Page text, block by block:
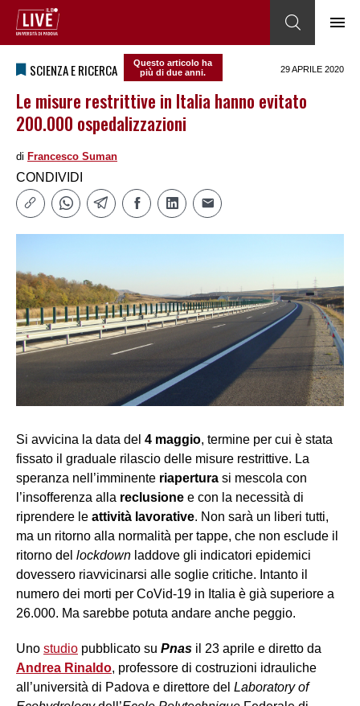
SCIENZA E RICERCA
Questo articolo ha
più di due anni.
29 APRILE 2020
Le misure restrittive in Italia hanno evitato
200.000 ospedalizzazioni
di Francesco Suman
CONDIVIDI
Si avvicina la data del 4 maggio, termine per cui è stata
fissato il graduale rilascio delle misure restrittive. La
speranza nell’imminente riapertura si mescola con
l’insofferenza alla reclusione e con la necessità di
riprendere le attività lavorative. Non sarà un liberi tutti,
ma un ritorno alla normalità per tappe, che non esclude il
ritorno del lockdown laddove gli indicatori epidemici
dovessero riavvicinarsi alle soglie critiche. Intanto il
numero dei morti per CoVid-19 in Italia è già superiore a
26.000. Ma sarebbe potuta andare anche peggio.
Uno studio pubblicato su Pnas il 23 aprile e diretto da
Andrea Rinaldo, professore di costruzioni idrauliche
all’università di Padova e direttore del Laboratory of